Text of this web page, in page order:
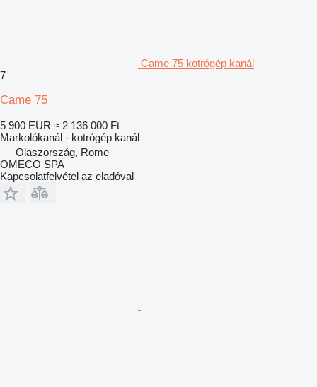
Came 75 kotrógép kanál
7
Came 75
5 900 EUR ≈ 2 136 000 Ft
Markolókanál - kotrógép kanál
Olaszország, Rome
OMECO SPA
Kapcsolatfelvétel az eladóval